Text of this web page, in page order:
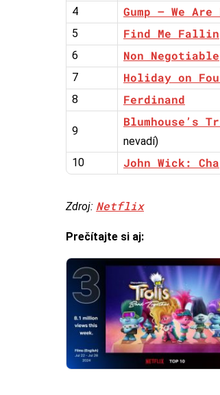
4
Gump – We Are
5
Find Me
6
Non Negotiable
7
Holiday on
8
Ferdinand
9
Blumhouse’s
nevadí)
10 John Wick:
Zdroj: Netflix
Prečítajte si aj: